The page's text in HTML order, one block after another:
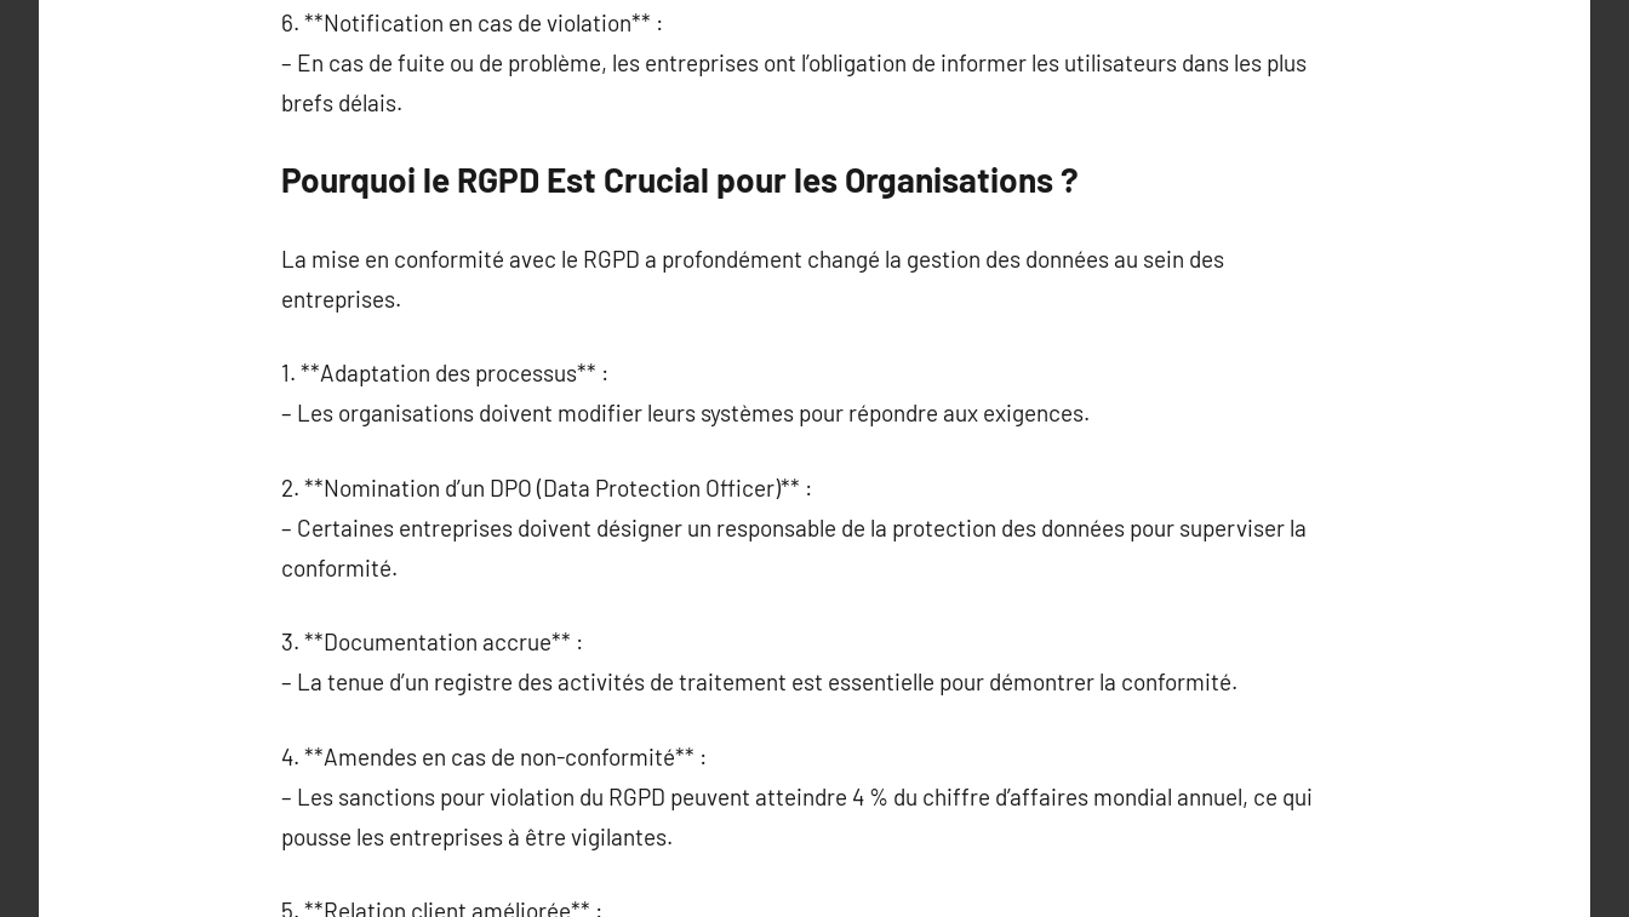
6. **Notification en cas de violation** :
– En cas de fuite ou de problème, les entreprises ont l’obligation de informer les utilisateurs dans les plus
brefs délais.
Pourquoi le RGPD Est Crucial pour les Organisations ?
La mise en conformité avec le RGPD a profondément changé la gestion des données au sein des
entreprises.
1. **Adaptation des processus** :
– Les organisations doivent modifier leurs systèmes pour répondre aux exigences.
2. **Nomination d’un DPO (Data Protection Officer)** :
– Certaines entreprises doivent désigner un responsable de la protection des données pour superviser la
conformité.
3. **Documentation accrue** :
– La tenue d’un registre des activités de traitement est essentielle pour démontrer la conformité.
4. **Amendes en cas de non-conformité** :
– Les sanctions pour violation du RGPD peuvent atteindre 4 % du chiffre d’affaires mondial annuel, ce qui
pousse les entreprises à être vigilantes.
5. **Relation client améliorée** :